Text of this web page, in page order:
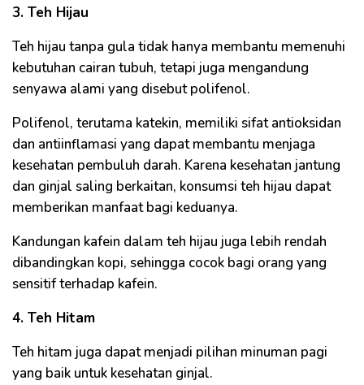
3. Teh Hijau
Teh hijau tanpa gula tidak hanya membantu memenuhi
kebutuhan cairan tubuh, tetapi juga mengandung
senyawa alami yang disebut polifenol.
Polifenol, terutama katekin, memiliki sifat antioksidan
dan antiinflamasi yang dapat membantu menjaga
kesehatan pembuluh darah. Karena kesehatan jantung
dan ginjal saling berkaitan, konsumsi teh hijau dapat
memberikan manfaat bagi keduanya.
Kandungan kafein dalam teh hijau juga lebih rendah
dibandingkan kopi, sehingga cocok bagi orang yang
sensitif terhadap kafein.
4. Teh Hitam
Teh hitam juga dapat menjadi pilihan minuman pagi
yang baik untuk kesehatan ginjal.